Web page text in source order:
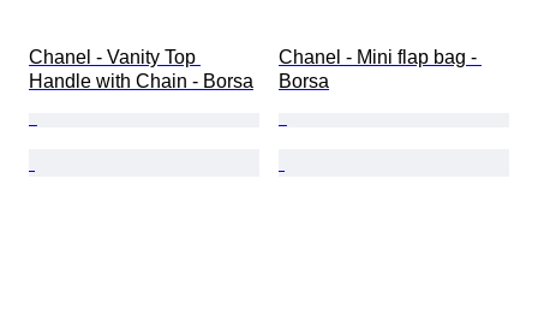
Chanel - Vanity Top
Handle with Chain - Borsa
Chanel - Mini flap bag -
Borsa